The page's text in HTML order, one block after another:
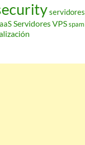
servidores
Servidores VPSspam